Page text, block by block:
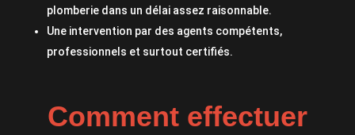
plomberie dans un délai assez raisonnable.
Une intervention par des agents compétents,
professionnels et surtout certifiés.
Comment effectuer